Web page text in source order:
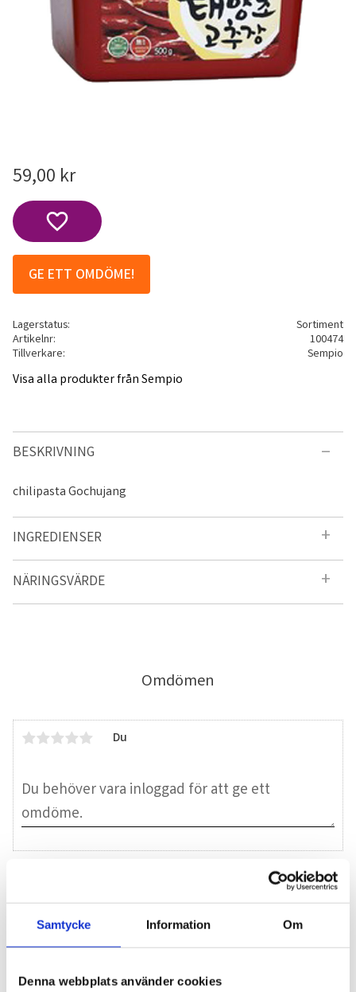
Samtycke Information Om
Denna webbplats använder cookies
59,00 kr
Lägg till i favoriter
Lagerstatus
Sortiment
Artikelnr
100474
Tillverkare
Sempio
Visa alla produkter från Sempio
GE ETT OMDÖME!
BESKRIVNING
chilipasta Gochujang
INGREDIENSER
NÄRINGSVÄRDE
Omdömen
Du
Blogg